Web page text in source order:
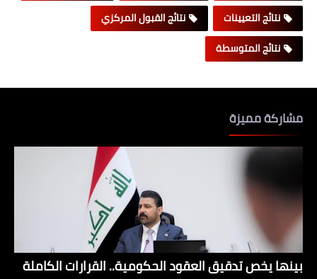
نتائج التعيينات
نتائج القبول المركزي
نتائج المتوسطة
مشاركة مميزة
بينها يخص تدقيق العقود الحكومية.. القرارات الكاملة